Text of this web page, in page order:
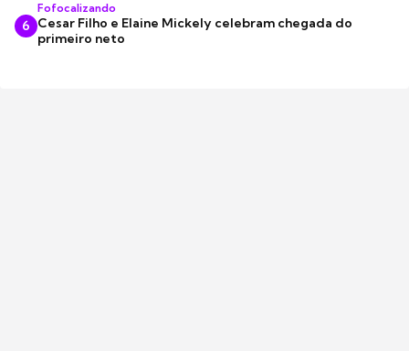
6
Fofocalizando
Cesar Filho e Elaine Mickely celebram chegada do
primeiro neto